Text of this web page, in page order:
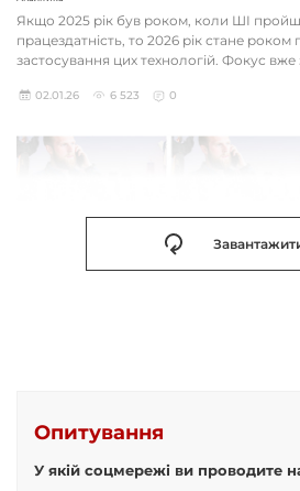
Якщо 2025 рік був роком, коли ШІ
працездатність, то 2026 рік стане роком
застосування цих технологій. Фокус вже
02.01.26 6 523 0
Опитування
У якій соцмережі ви проводите